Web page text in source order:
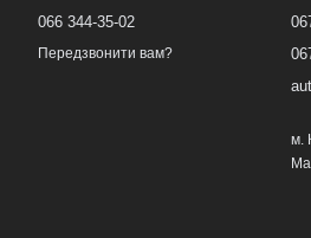
066 344-35-02
Передзвонити вам?
м.